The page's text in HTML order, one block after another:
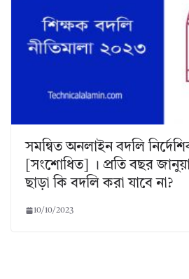
সমন্বিত অনলাইন বদলি
[সংশোধিত] । প্রতি বছর
ছাড়া কি বদলি করা যাবে না?
10/10/2023